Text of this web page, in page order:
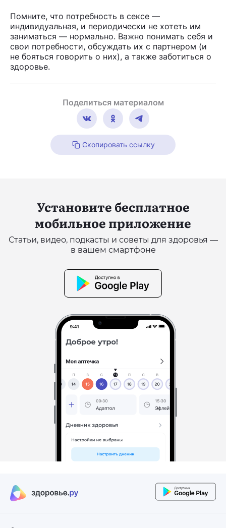
Помните, что потребность в сексе —
индивидуальная, и периодически не хотеть им
заниматься — нормально. Важно понимать себя и
свои потребности, обсуждать их с партнером (и
не бояться говорить о них), а также заботиться о
здоровье.
Поделиться материалом
Скопировать ссылку
Установите бесплатное
мобильное приложение
Статьи, видео, подкасты и советы для здоровья —
в вашем смартфоне